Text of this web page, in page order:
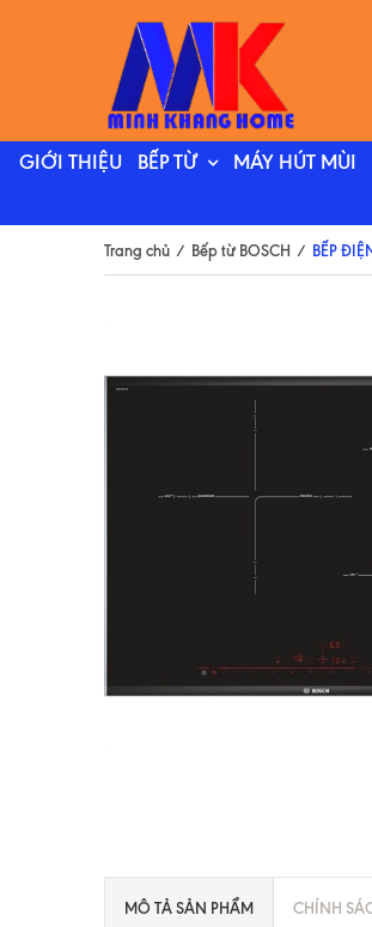
GIỚI THIỆU BẾP TỪ MÁY HÚT MÙI
Trang chủ / Bếp từ BOSCH / BẾP
MÔ TẢ SẢN PHẨM CHÍNH